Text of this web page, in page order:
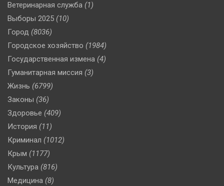
Ветеринарная служба (1)
Выборы 2025 (10)
Город (8036)
Городское хозяйство (1984)
Государственная измена (4)
Гуманитарная миссия (3)
Жизнь (6799)
Законы (36)
Здоровье (409)
История (11)
Криминал (1012)
Крым (1177)
Культура (816)
Медицина (8)